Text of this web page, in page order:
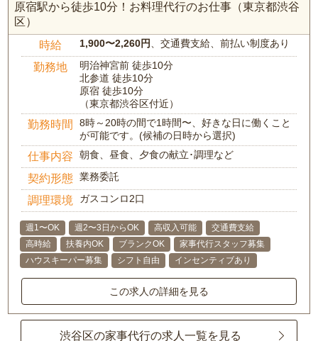
原宿駅から徒歩10分！お料理代行のお仕事（東京都渋谷
区）
時給 1,900〜2,260円 、交通費支給、前払い制度あり
勤務地
明治神宮前 徒歩10分
北参道 徒歩10分
原宿 徒歩10分
（東京都渋谷区付近）
勤務時間
8時～20時の間で1時間〜、好きな日に働くこと
が可能です。(候補の日時から選択)
仕事内容 朝食、昼食、夕食の献立･調理など
契約形態 業務委託
調理環境 ガスコンロ2口
週1〜OK 週2〜3日からOK 高収入可能
交通費支給
高時給
扶養内OK ブランクOK
家事代行スタッフ募集
ハウスキーパー募集
シフト自由 インセンティブあり
この求人の詳細を見る
渋谷区の家事代行の求人一覧を見る